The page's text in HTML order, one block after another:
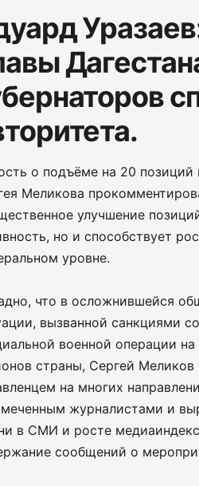
о подъёме на 20 позиций
Меликова
улучшение
но и способствует
уровне.
что в осложнившейся
вызванной санкциями
военной операции
страны, Сергей
на многих
журналистами и
в СМИ и росте
сообщений о